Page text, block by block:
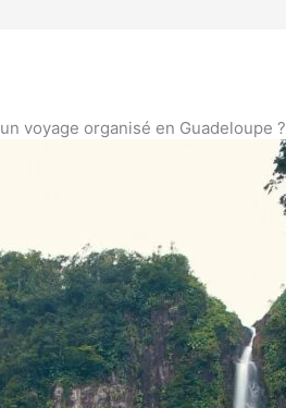
voyage organisé en Guadeloupe ?